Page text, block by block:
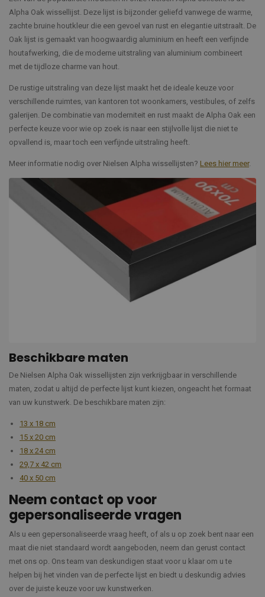
Alpha Oak wissellijst. Deze lijst is bijzonder geliefd vanwege de warme,
zachte bruine houtkleur die een gevoel van rust en elegantie uitstraalt. De
Oak lijst is gemaakt van hoogwaardig aluminium en heeft een verfijnde
houtafwerking, die de moderne uitstraling van aluminium combineert
met de tijdloze charme van hout.
De rustige uitstraling van deze lijst maakt het de ideale keuze voor
verschillende ruimtes, van kantoren tot woonkamers, vestibules, of zelfs
galerijen. De combinatie van moderniteit en rust maakt de Alpha Oak een
perfecte keuze voor wie op zoek is naar een stijlvolle lijst die niet te
opvallend is, maar toch een verfijnde uitstraling heeft.
Meer informatie nodig over Nielsen Alpha wissellijsten? Lees hier meer.
Beschikbare maten
De Nielsen Alpha Oak wissellijsten zijn verkrijgbaar in verschillende
maten, zodat u altijd de perfecte lijst kunt kiezen, ongeacht het formaat
van uw kunstwerk. De beschikbare maten zijn:
13 x 18 cm
15 x 20 cm
18 x 24 cm
29,7 x 42 cm
40 x 50 cm
Neem contact op voor
gepersonaliseerde vragen
Als u een gepersonaliseerde vraag heeft, of als u op zoek bent naar een
maat die niet standaard wordt aangeboden, neem dan gerust contact
met ons op. Ons team van deskundigen staat voor u klaar om u te
helpen bij het vinden van de perfecte lijst en biedt u deskundig advies
over de juiste keuze voor uw kunstwerken.